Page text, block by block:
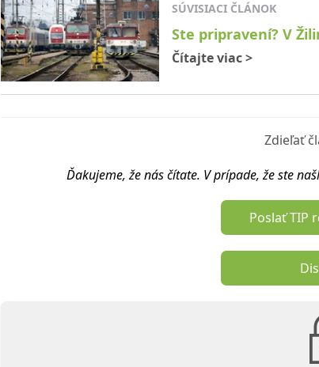
SÚVISIACI ČLÁNOK
Ste pripravení? V
Čítajte viac>
Zdieľať
Ďakujeme, že nás čítate. V prípade, že ste
Poslať TIP